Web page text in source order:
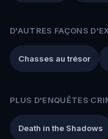
D'AUTRES FAÇONS
Chasses au trésor
PLUS D'ENQUÊTES
Death in the Shadows